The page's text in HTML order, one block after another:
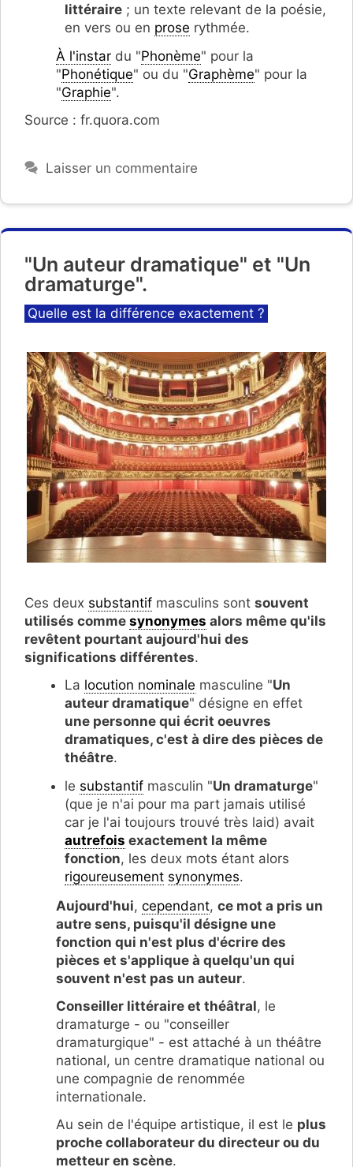
littéraire ; un texte relevant de la poésie,
en vers ou en prose rythmée.
À l'instar du "Phonème" pour la
"Phonétique" ou du "Graphème" pour la
"Graphie".
Source : fr.quora.com
Laisser un commentaire
"Un auteur dramatique" et "Un
dramaturge".
Catégories
Quelle est la différence exactement ?
Ces deux substantif masculins sont souvent
utilisés comme synonymes alors même qu'ils
revêtent pourtant aujourd'hui des
significations différentes.
La locution nominale masculine "Un
auteur dramatique" désigne en effet
une personne qui écrit oeuvres
dramatiques, c'est à dire des pièces de
théâtre.
le substantif masculin "Un dramaturge"
(que je n'ai pour ma part jamais utilisé
car je l'ai toujours trouvé très laid) avait
autrefois exactement la même
fonction, les deux mots étant alors
rigoureusement synonymes.
Aujourd'hui, cependant, ce mot a pris un
autre sens, puisqu'il désigne une
fonction qui n'est plus d'écrire des
pièces et s'applique à quelqu'un qui
souvent n'est pas un auteur.
Conseiller littéraire et théâtral, le
dramaturge - ou "conseiller
dramaturgique" - est attaché à un théâtre
national, un centre dramatique national ou
une compagnie de renommée
internationale.
Au sein de l'équipe artistique, il est le plus
proche collaborateur du directeur ou du
metteur en scène.